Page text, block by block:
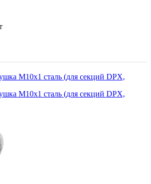
М10х1 сталь (для секций DPX,
М10х1 сталь (для секций DPX,